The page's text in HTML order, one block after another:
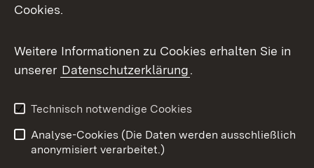
Messenger
Social Wall
X / Twitter
Youtube
Cookies.
Weitere Informationen zu Cookies erhalten Sie in
unserer Datenschutzerklärung.
Technisch notwendige Cookies
Analyse-Cookies (Die Daten werden ausschließlich
anonymisiert verarbeitet.)